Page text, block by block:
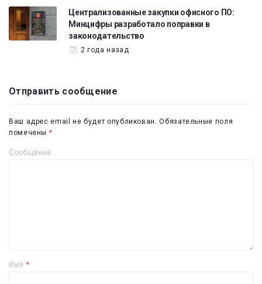
Централизованные закупки офисного ПО:
Минцифры разработало поправки в
законодательство
2 года назад
Отправить сообщение
Ваш адрес email не будет опубликован. Обязательные поля
помечены *
Сообщение
Имя *